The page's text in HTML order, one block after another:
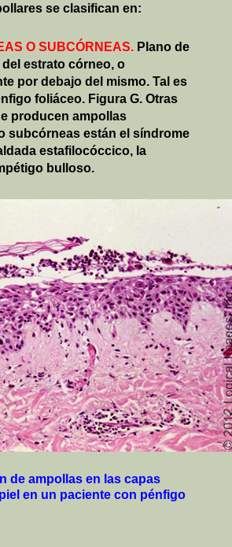
se clasifican en:
O SUBCÓRNEAS. Plano de
estrato córneo, o
por debajo del mismo. Tal es
foliáceo. Figura G. Otras
producen ampollas
subcórneas están el síndrome
estafilocóccico, la
bulloso.
de ampollas en las capas
en un paciente con pénfigo